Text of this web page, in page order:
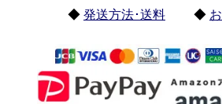
◆ 発送方法･送料 ◆